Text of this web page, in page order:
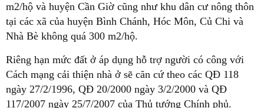
m2/hộ và huyện Cần Giờ cũng như khu dân cư nông thôn
tại các xã của huyện Bình Chánh, Hóc Môn, Củ Chi và
Nhà Bè không quá 300 m2/hộ.
Riêng hạn mức đất ở áp dụng hỗ trợ người có công với
Cách mạng cải thiện nhà ở sẽ căn cứ theo các QĐ 118
ngày 27/2/1996, QĐ 20/2000 ngày 3/2/2000 và QĐ
117/2007 ngày 25/7/2007 của Thủ tướng Chính phủ.